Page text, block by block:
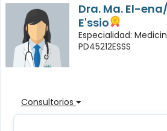
Dra. Ma. El-
E'ssio
Especialidad:
PD45212ESSS
Consultorios